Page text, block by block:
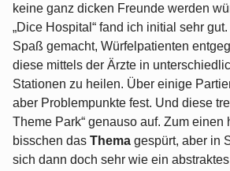
keine ganz dicken Freunde werden
„Dice Hospital“ fand ich initial sehr
Spaß gemacht, Würfelpatienten
diese mittels der Ärzte in
Stationen zu heilen. Über einige
aber Problempunkte fest. Und diese
Theme Park“ genauso auf. Zum einen
bisschen das Thema gespürt, aber in
sich dann doch sehr wie ein